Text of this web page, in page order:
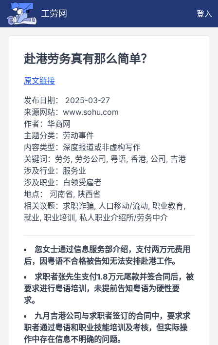
工劳网 登入
赴港劳务真有那么简单？
原文链接
发布日期： 2025-03-27
来源网站： www.sohu.com
作者： 华商网
主题分类： 劳动事件
内容类型： 深度报道或非虚构写作
关键词： 劳务, 劳务公司, 粤语, 香港, 公司, 吉港
涉及行业： 服务业
涉及职业： 白领受雇者
地点： 河南省, 陕西省
相关议题： 求职诈骗, 人口移动/流动, 职业教育,
就业, 职业培训, 私人职业介绍所/劳务中介
忽女士通过信息服务部介绍，支付两万元费用
后，因粤语不合格被告知无法安排赴港工作。
求职者张先生支付1.8万元尾款并签合同后，被
要求进行粤语培训，未提前告知粤语为硬性要
求。
九月吉港公司与求职者签订的合同中，要求求
职者通过粤语和职业技能培训及考核，但实际操
作中存在信息不明确的问题。